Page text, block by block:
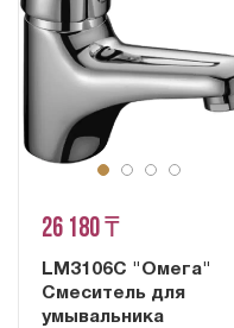
26 180 ₸
LM3106C "Омега"
Смеситель для
умывальника